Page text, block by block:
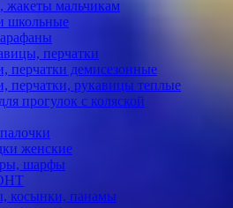
жакеты мальчикам
школьные
перчатки
перчатки демисезонные
перчатки, рукавицы теплые
прогулок с коляской
женские
шарфы
косынки, панамы